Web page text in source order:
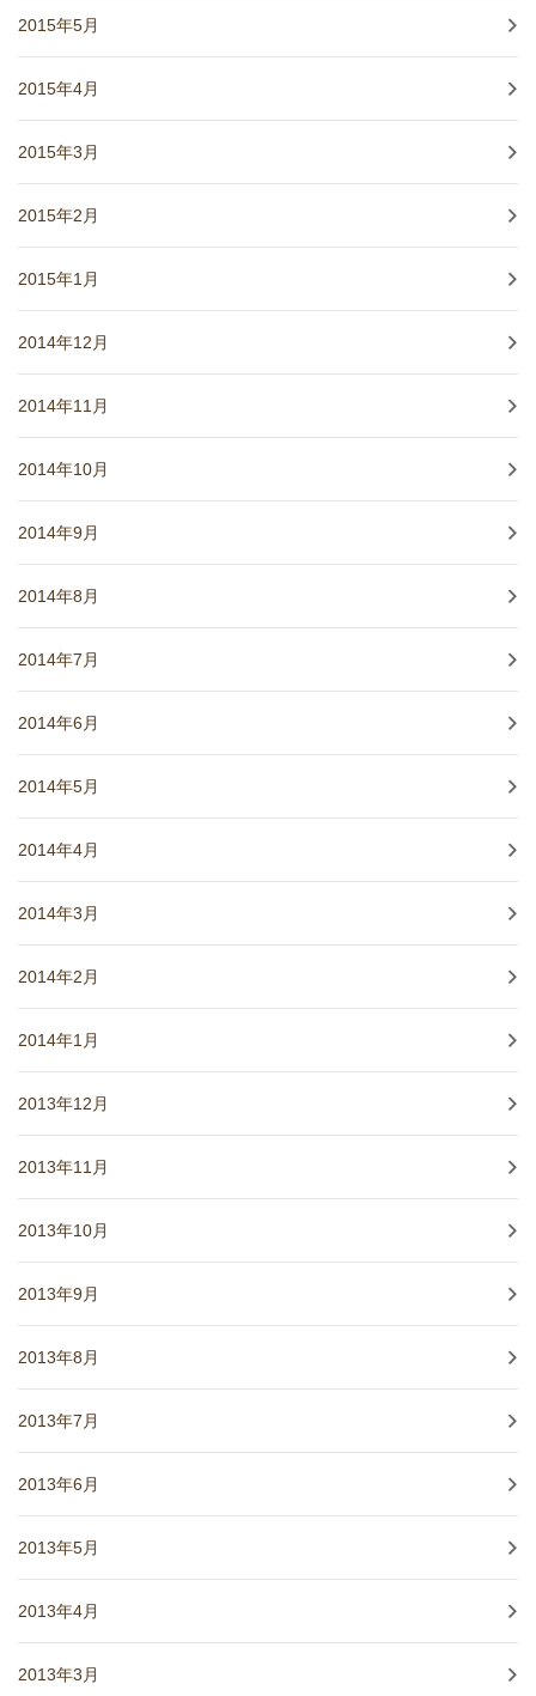
2015年5月
2015年4月
2015年3月
2015年2月
2015年1月
2014年12月
2014年11月
2014年10月
2014年9月
2014年8月
2014年7月
2014年6月
2014年5月
2014年4月
2014年3月
2014年2月
2014年1月
2013年12月
2013年11月
2013年10月
2013年9月
2013年8月
2013年7月
2013年6月
2013年5月
2013年4月
2013年3月